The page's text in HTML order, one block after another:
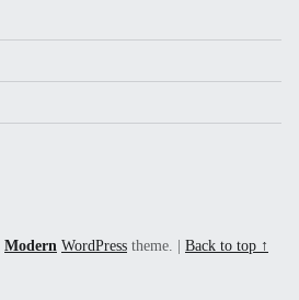
Modern WordPress theme. | Back to top ↑